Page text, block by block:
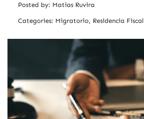
Posted by: Matias Ruvira
Categories: Migratorio, Residencia Fiscal